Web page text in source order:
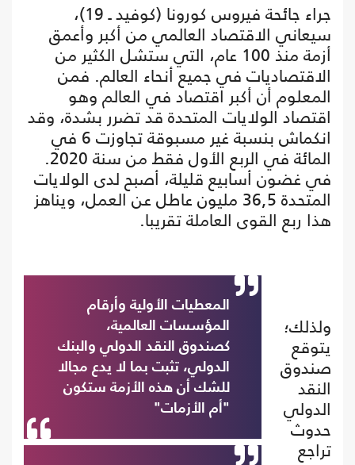
جراء جائحة فيروس كورونا (كوفيد ـ 19)،
سيعاني الاقتصاد العالمي من أكبر وأعمق
أزمة منذ 100 عام، التي ستشل الكثير من
الاقتصاديات في جميع أنحاء العالم. فمن
المعلوم أن أكبر اقتصاد في العالم وهو
اقتصاد الولايات المتحدة قد تضرر بشدة، وقد
انكماش بنسبة غير مسبوقة تجاوزت 6 في
المائة في الربع الأول فقط من سنة 2020.
في غضون أسابيع قليلة، أصبح لدى الولايات
المتحدة 36,5 مليون عاطل عن العمل، ويناهز
هذا ربع القوى العاملة تقريبا.
المعطيات الأولية وأرقام
المؤسسات العالمية،
كصندوق النقد الدولي والبنك
الدولي، تثبت بما لا يدع مجالا
للشك أن هذه الأزمة ستكون
"أم الأزمات"
ولذلك؛
يتوقع
صندوق
النقد
الدولي
حدوث
تراجع